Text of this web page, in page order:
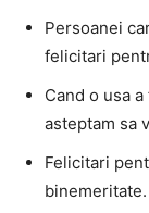
Persoanei
felicitari
Cand o usa
asteptam sa
Felicitari
binemeritate.